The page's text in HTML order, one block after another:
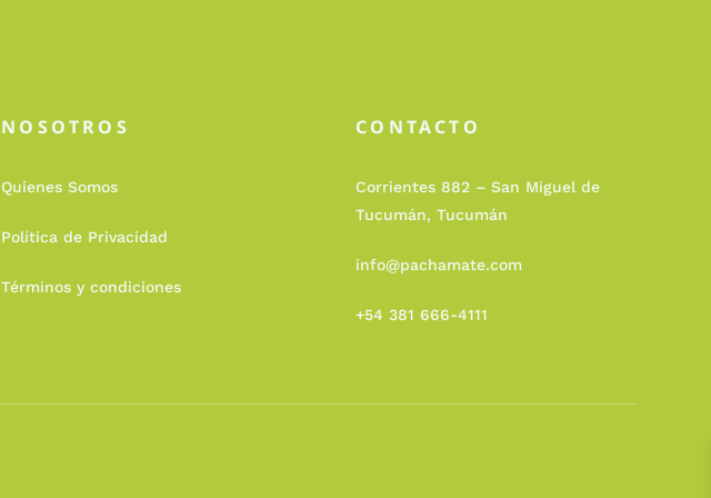
NOSOTROS
Quienes Somos
Política de Privacidad
Términos y condiciones
CONTACTO
Corrientes 882 – San Miguel de
Tucumán, Tucumán
info@pachamate.com
+54 381 666-4111